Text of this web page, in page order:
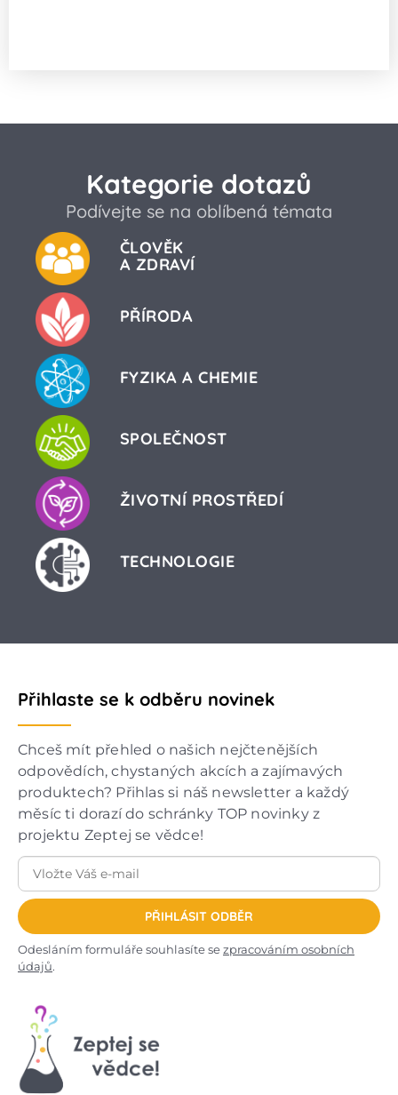
Kategorie dotazů
Podívejte se na oblíbená témata
ČLOVĚK
A ZDRAVÍ
PŘÍRODA
FYZIKA A CHEMIE
SPOLEČNOST
ŽIVOTNÍ PROSTŘEDÍ
TECHNOLOGIE
Přihlaste se k odběru novinek
Chceš mít přehled o našich nejčtenějších
odpovědích, chystaných akcích a zajímavých
produktech? Přihlas si náš newsletter a každý
měsíc ti dorazí do schránky TOP novinky z
projektu Zeptej se vědce!
PŘIHLÁSIT ODBĚR
Odesláním formuláře souhlasíte sezpracováním osobních
údajů.